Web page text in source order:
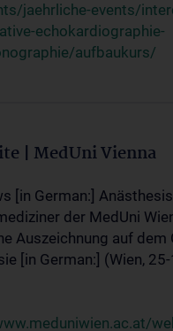
jaehrliche-events/
echokardiographie-
aufbaukurs/
| MedUni Vienna
[in German:]
der MedUni
Auszeichnung auf dem
[in German:] (Wien,